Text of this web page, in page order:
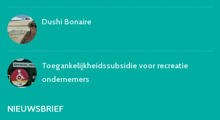
Dushi Bonaire
Toegankelijkheidssubsidie voor recreatie
ondernemers
NIEUWSBRIEF